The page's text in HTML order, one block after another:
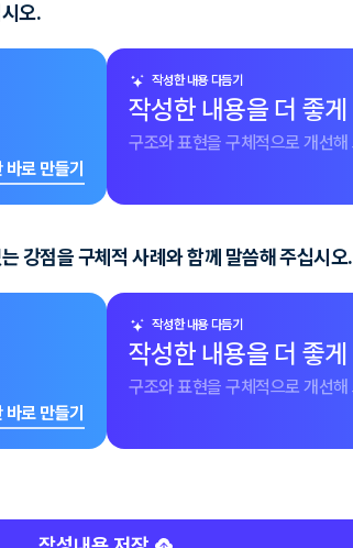
오.
로 만들기
작성한 내용 다듬기
작성한 내용을 더 좋
구조와 표현을 구체적으로 개선해
강점을 구체적 사례와 함께 말씀해 주십시오.
로 만들기
작성한 내용 다듬기
작성한 내용을 더 좋
구조와 표현을 구체적으로 개선해